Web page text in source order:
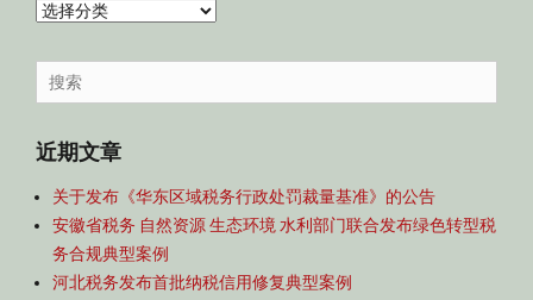
内
导
航
Search
for:
近期文章
关于发布《华东区域税务行政处罚裁量基准》的公告
安徽省税务 自然资源 生态环境 水利部门联合发布绿色转型税
务合规典型案例
河北税务发布首批纳税信用修复典型案例